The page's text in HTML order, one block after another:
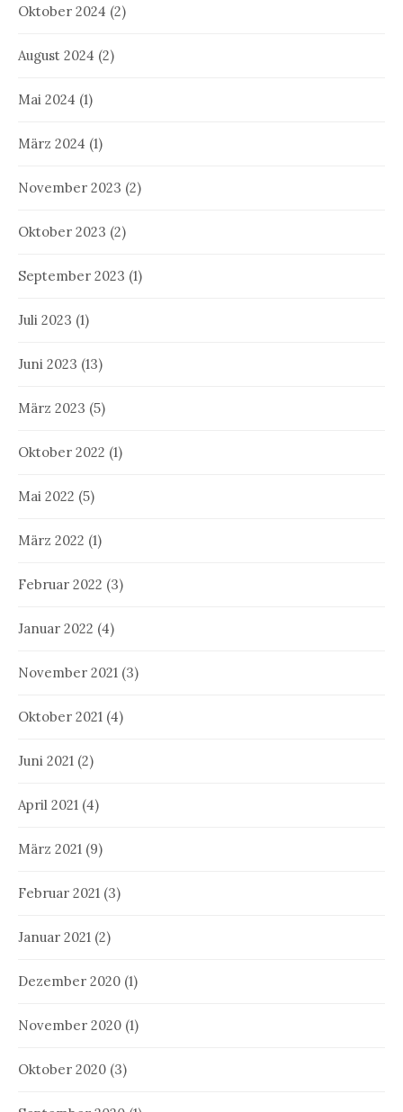
Oktober 2024 (2)
August 2024 (2)
Mai 2024 (1)
März 2024 (1)
November 2023 (2)
Oktober 2023 (2)
September 2023 (1)
Juli 2023 (1)
Juni 2023 (13)
März 2023 (5)
Oktober 2022 (1)
Mai 2022 (5)
März 2022 (1)
Februar 2022 (3)
Januar 2022 (4)
November 2021 (3)
Oktober 2021 (4)
Juni 2021 (2)
April 2021 (4)
März 2021 (9)
Februar 2021 (3)
Januar 2021 (2)
Dezember 2020 (1)
November 2020 (1)
Oktober 2020 (3)